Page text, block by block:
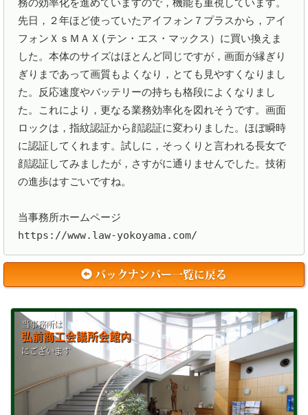
務の効率化を進めていますので，機能も重視しています。
先日，２年ほど使っていたアイフォン７プラスから，アイ
フォンＸｓＭＡＸ(テン・エス・マックス）に買い換えま
した。本体のサイズはほとんど同じですが，画面が縁ぎり
ぎりまであって画質もよくなり，とても見やすくなりまし
た。反応速度やバッテリーの持ちも格段によくなりまし
た。これにより，更なる業務効率化を図れそうです。画面
ロックは，指紋認証から顔認証に変わりました。ほぼ瞬時
に認証してくれます。試しに，そっくりと言われる長女で
顔認証してみましたが，さすがに通りませんでした。技術
の進歩はすごいですね。
当事務所ホームページ
https://www.law-yokoyama.com/
バックナンバー一覧に戻る
当事務所は
弘前商工会議所会館内
にございます